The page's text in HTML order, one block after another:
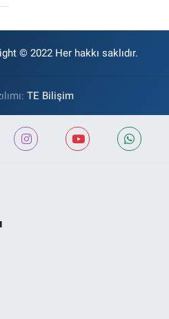
© 2022 Her hakkı saklıdır.
TE Bilişim